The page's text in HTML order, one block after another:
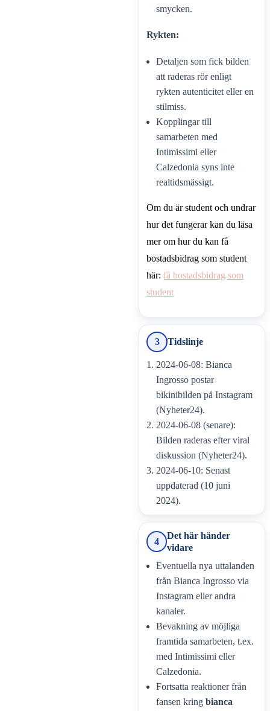
smycken.
Rykten:
Detaljen som fick bilden
att raderas rör enligt
rykten autenticitet eller en
stilmiss.
Kopplingar till
samarbeten med
Intimissimi eller
Calzedonia syns inte
realtidsmässigt.
Om du är student och undrar
hur det fungerar kan du läsa
mer om hur du kan få
bostadsbidrag som student
här: få bostadsbidrag som
student
3 Tidslinje
2024-06-08: Bianca
Ingrosso postar
bikinibilden på Instagram
(Nyheter24).
2024-06-08 (senare):
Bilden raderas efter viral
diskussion (Nyheter24).
2024-06-10: Senast
uppdaterad (10 juni
2024).
4
Det här händer
vidare
Eventuella nya uttalanden
från Bianca Ingrosso via
Instagram eller andra
kanaler.
Bevakning av möjliga
framtida samarbeten, t.ex.
med Intimissimi eller
Calzedonia.
Fortsatta reaktioner från
fansen kringbianca